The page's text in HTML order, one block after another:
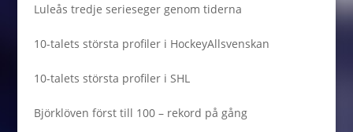
Luleås tredje serieseger genom tiderna
10-talets största profiler i HockeyAllsvenskan
10-talets största profiler i SHL
Björklöven först till 100 – rekord på gång